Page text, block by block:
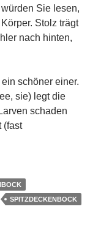
Sie lesen,
Stolz trägt
nach hinten,
ein schöner einer.
sie) legt die
schaden
(fast
SPITZDECKENBOCK